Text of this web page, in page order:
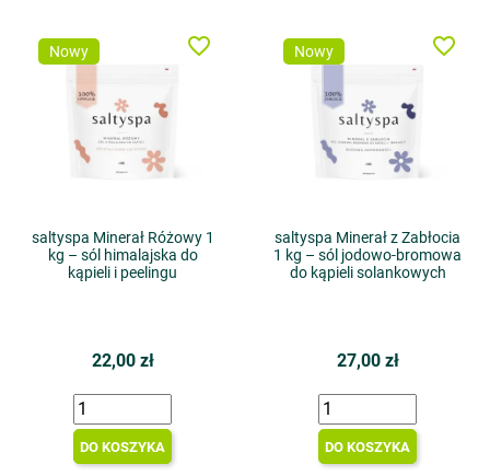
Nowy
saltyspa Minerał Różowy 1
kg – sól himalajska do
kąpieli i peelingu
22,00 zł
DO KOSZYKA
favorite_border Nowy
saltyspa Minerał z Zabłocia
1 kg – sól jodowo-bromowa
do kąpieli solankowych
27,00 zł
DO KOSZYKA
favorite_border